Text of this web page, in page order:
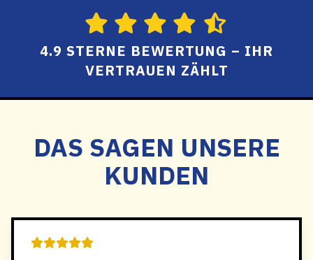
4.9 STERNE BEWERTUNG – IHR
VERTRAUEN ZÄHLT
DAS SAGEN UNSERE
KUNDEN